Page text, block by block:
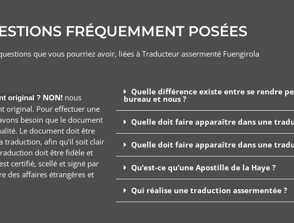
FRÉQUEMMENT POSÉES
que vous pourriez avoir, liées à Traducteur assermenté Fuengirola
original ? NON!nous
original. Pour effectuer une
besoin que le document
Le document doit être
afin qu’il soit clair
doit être fidèle et
certifié, scellé et signé par
des affaires étrangères et
Quelle différence existe entre se rendre
bureau et nous ?
Quelle doit faire apparaître dans une
Quelle doit faire apparaître dans une
Qu’est-ce qu’une Apostille de la Haye ?
Qui réalise une traduction assermentée ?